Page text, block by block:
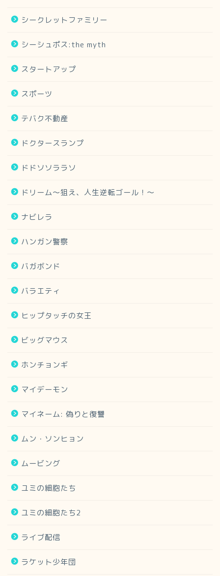
シークレットファミリー
シーシュポス:the myth
スタートアップ
スポーツ
テバク不動産
ドクタースランプ
ドドソソララソ
ドリーム～狙え、人生逆転ゴール！～
ナビレラ
ハンガン警察
バガボンド
バラエティ
ヒップタッチの女王
ビッグマウス
ホンチョンギ
マイデーモン
マイネーム: 偽りと復讐
ムン・ソンヒョン
ムービング
ユミの細胞たち
ユミの細胞たち2
ライブ配信
ラケット少年団